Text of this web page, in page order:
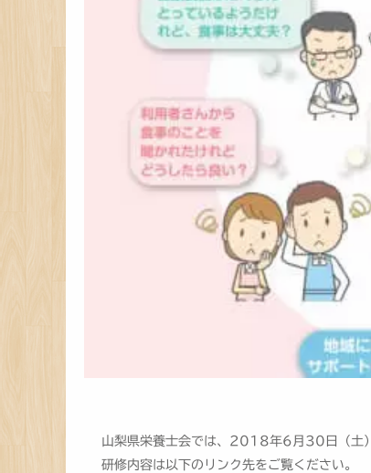
山梨県栄養士会では、2018年6月30日（土
研修内容は以下のリンク先をご覧ください。